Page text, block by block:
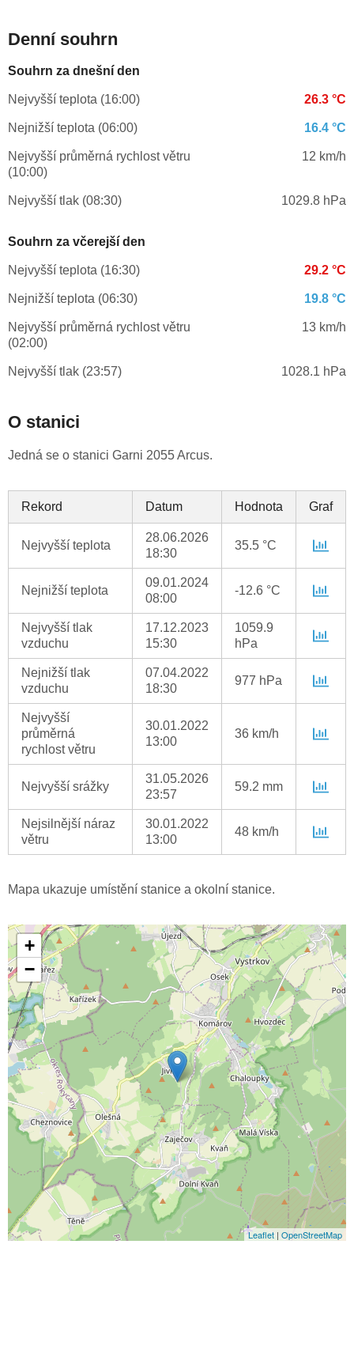
Denní souhrn
Souhrn za dnešní den
Nejvyšší teplota (16:00) 26.3 °C
Nejnižší teplota (06:00) 16.4 °C
Nejvyšší průměrná rychlost větru
(10:00)
12 km/h
Nejvyšší tlak (08:30) 1029.8 hPa
Souhrn za včerejší den
Nejvyšší teplota (16:30) 29.2 °C
Nejnižší teplota (06:30) 19.8 °C
Nejvyšší průměrná rychlost větru
(02:00)
13 km/h
Nejvyšší tlak (23:57) 1028.1 hPa
O stanici
Jedná se o stanici Garni 2055 Arcus.
Rekord Datum Hodnota Graf
Nejvyšší teplota
28.06.2026
18:30
35.5 °C
Nejnižší teplota
09.01.2024
08:00
-12.6 °C
Nejvyšší tlak
vzduchu
17.12.2023
15:30
1059.9
hPa
Nejnižší tlak
vzduchu
07.04.2022
18:30
977 hPa
Nejvyšší
průměrná
rychlost větru
30.01.2022
13:00
36 km/h
Nejvyšší srážky
31.05.2026
23:57
59.2 mm
Nejsilnější náraz
větru
30.01.2022
13:00
48 km/h
Mapa ukazuje umístění stanice a okolní stanice.
+
−
Leaflet | OpenStreetMap